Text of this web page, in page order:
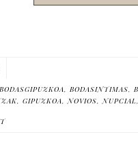
BODASGIPUZKOA, BODASINTIMAS,
, GIPUZKOA,NOVIOS,NUPCIAL,